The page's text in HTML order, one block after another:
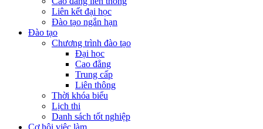
Liên kết đại học
Đào tạo ngắn hạn
Đào tạo
Chương trình đào tạo
Đại học
Cao đẳng
Trung cấp
Liên thông
Thời khóa biểu
Lịch thi
Danh sách tốt nghiệp